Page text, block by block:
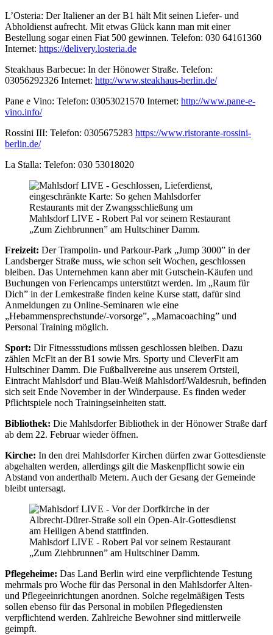
L’Osteria: Der Italiener an der B1 hält Mit seinen Liefer- und
Abholdienst aufrecht. Mit etwas Glück kann man mit einer
Bestellung sogar einen Fiat 500 gewinnen. Telefon: 030 64161360
Internet: https://delivery.losteria.de
Steakhaus Barbecue: In der Hönower Straße. Telefon:
03056292326 Internet: http://www.steakhaus-berlin.de/
Pane e Vino: Telefon: 03053021570 Internet: http://www.pane-e-
vino.info/
Rossini III: Telefon: 0305675283 https://www.ristorante-rossini-
berlin.de/
La Stalla: Telefon: 030 53018020
Mahlsdorf LIVE - Robert Pal vor seinem Restaurant
„Zum Ziehbrunnen” am Hultschiner Damm.
Freizeit: Der Trampolin- und Parkour-Park „Jump 3000” in der
Landsberger Straße muss, wie schon seit Wochen, geschlossen
bleiben. Das Unternehmen kann aber mit Gutschein-Käufen und
Buchungen von Feriencamps unterstützt werden. Im „Raum für
Dich” in der Lemkestraße finden keine Kurse statt, dafür sind
Anmeldungen zu Online-Seminaren wie eine
„Hebammensprechstunde/-vorsorge”, „Mamacoaching” und
Personal Training möglich.
Sport: Dir Fitnessstudions müssen geschlossen bleiben. Dazu
zählen McFit an der B1 sowie Mrs. Sporty und CleverFit am
Hultschiner Damm. Die Fußballvereine aus unserem Ortsteil,
Eintracht Mahlsdorf und Blau-Weiß Mahlsdorf/Waldesruh, befinden
sich seit Ende November in der Winderpause. Es finden weder
Pflichtspiele noch Trainingseinheiten statt.
Bibliothek: Die Mahlsdorfer Bibliothek in der Hönower Straße darf
ab dem 22. Februar wieder öffnen.
Kirche: In den drei Mahlsdorfer Kirchen dürfen zwar Gottesdienste
abgehalten werden, allerdings gilt die Maskenpflicht sowie ein
Abstand von anderthalb Metern. Auch der Gesang der Gemeinde
bleibt untersagt.
Mahlsdorf LIVE - Robert Pal vor seinem Restaurant
„Zum Ziehbrunnen” am Hultschiner Damm.
Pflegeheime: Das Land Berlin wird eine verpflichtende Testung
mehrmals pro Woche für das Personal in den Mahlsdorfer Alten-
und Pflegeeinrichtungen anordnen. Solche regelmäßigen Tests
sollen ebenso für das Personal in mobilen Pflegediensten
verpflichtend werden. Zahlreiche Bewohner sind mittlerweile
geimpft.